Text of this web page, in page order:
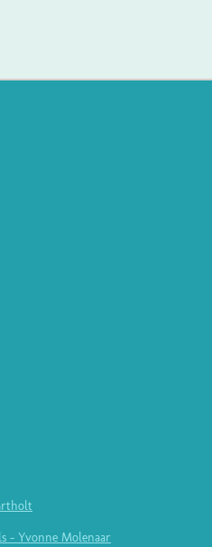
- Yvonne Molenaar